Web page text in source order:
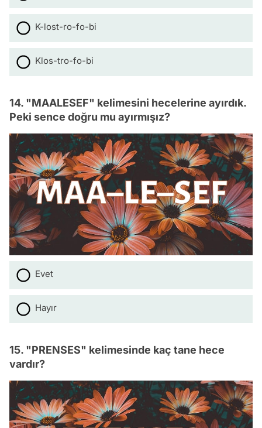
K-lost-ro-fo-bi
Klos-tro-fo-bi
14. "MAALESEF" kelimesini hecelerine ayırdık.
Peki sence doğru mu ayırmışız?
Evet
Hayır
15. "PRENSES" kelimesinde kaç tane hece
vardır?